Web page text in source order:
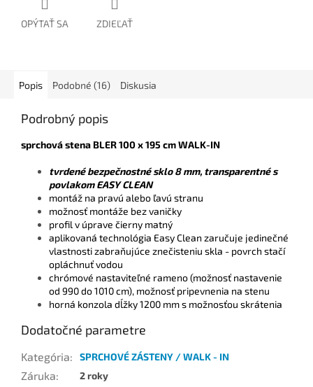
OPÝTAŤ SA ZDIEĽAŤ
Popis Podobné (16) Diskusia
Podrobný popis
sprchová stena BLER 100 x 195 cm WALK-IN
tvrdené bezpečnostné sklo 8 mm, transparentné s
povlakom EASY CLEAN
montáž na pravú alebo ľavú stranu
možnosť montáže bez vaničky
profil v úprave čierny matný
aplikovaná technológia Easy Clean zaručuje jedinečné
vlastnosti zabraňujúce znečisteniu skla - povrch stačí
opláchnuť vodou
chrómové nastaviteľné rameno (možnosť nastavenie
od 990 do 1010 cm), možnosť pripevnenia na stenu
horná konzola dĺžky 1200 mm s možnosťou skrátenia
Dodatočné parametre
Kategória: SPRCHOVÉ ZÁSTENY / WALK - IN
Záruka: 2 roky